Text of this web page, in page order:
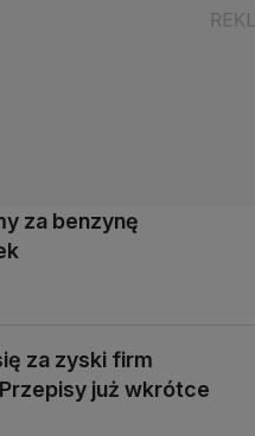
za benzynę
za zyski firm
już wkrótce